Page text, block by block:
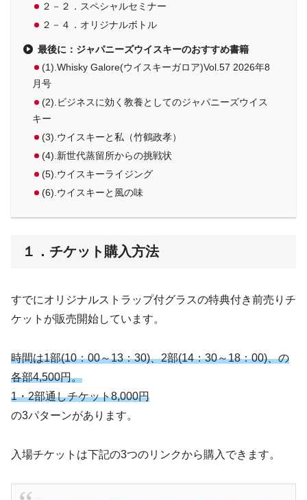
２－２．スペシャルセミナー
２－４．オリジナルボトル
最後に：ジャパニーズウイスキーのおすすめ書籍
(1).Whisky Galore(ウイスキーガロア)Vol.57 2026年8
月号
(2).ビジネスに効く教養としてのジャパニーズウイス
キー
(3).ウイスキーと私（竹鶴政孝）
(4).新世代蒸留所からの挑戦状
(5).ウイスキーライジング
(6).ウイスキーと風の味
１．チケット購入方法
すでにオリジナルストラップ付グラスの特典付き前売りチ
ケットが販売開始しています。
時間は1部(10：00～13：30)、2部(14：30～18：00)、の
各部4,500円。
1・2部通しチケット8,000円
の3パターンがあります。
入場チケットは下記の3つのリンクから購入できます。